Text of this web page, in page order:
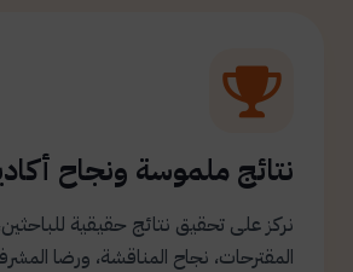
نتائج ملموسة ونجاح
نركز على تحقيق نتائج حقيقية
المقترحات، نجاح المناقشة، ورضا